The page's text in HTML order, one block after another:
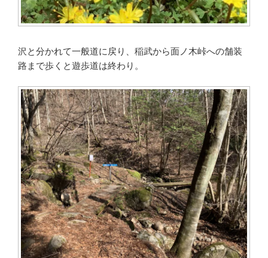
沢と分かれて一般道に戻り、稲武から面ノ木峠への舗装
路まで歩くと遊歩道は終わり。